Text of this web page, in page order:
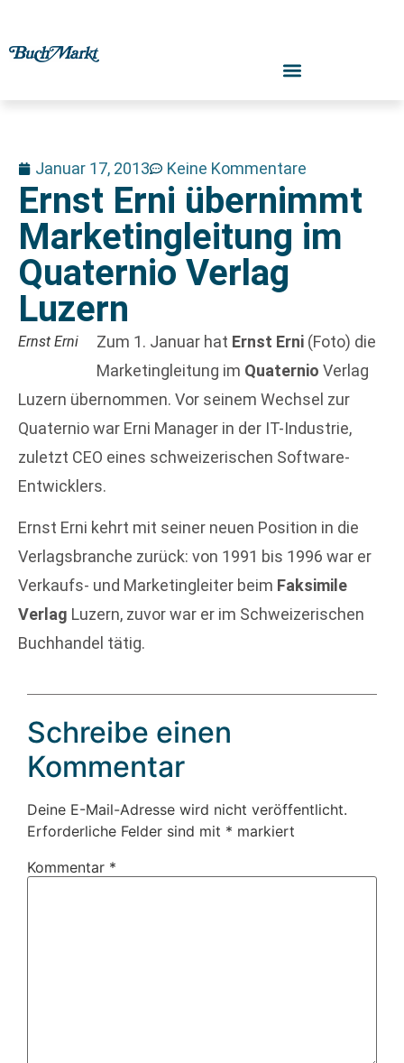
Januar 17, 2013 Keine Kommentare
Ernst Erni übernimmt
Marketingleitung im
Quaternio Verlag
Luzern
Ernst Erni Zum 1. Januar hat Ernst Erni (Foto) die
Marketingleitung im Quaternio Verlag
Luzern übernommen. Vor seinem Wechsel zur
Quaternio war Erni Manager in der IT-Industrie,
zuletzt CEO eines schweizerischen Software-
Entwicklers.
Ernst Erni kehrt mit seiner neuen Position in die
Verlagsbranche zurück: von 1991 bis 1996 war er
Verkaufs- und Marketingleiter beim Faksimile
Verlag Luzern, zuvor war er im Schweizerischen
Buchhandel tätig.
Schreibe einen
Kommentar
Deine E-Mail-Adresse wird nicht veröffentlicht.
Erforderliche Felder sind mit * markiert
Kommentar *